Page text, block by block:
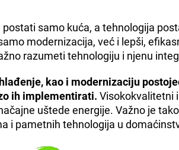
samo kuća, a tehnologija
modernizacija, već i lepši,
razumeti tehnologiju i njenu
kao i modernizaciju
ih implementirati. Visokokvalitetni
uštede energije. Važno je
i pametnih tehnologija u